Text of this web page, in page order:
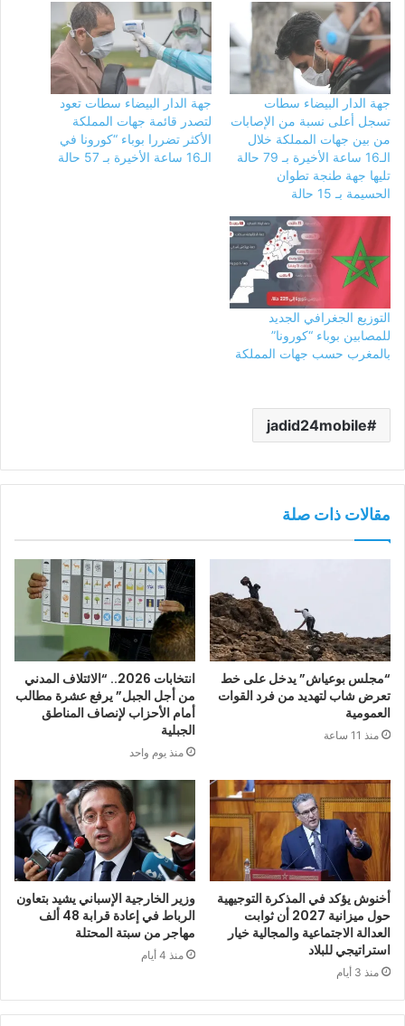
جهة الدار البيضاء سطات
تسجل أعلى نسبة من الإصابات
من بين جهات المملكة خلال
الـ16 ساعة الأخيرة بـ 79 حالة
تليها جهة طنجة تطوان
الحسيمة بـ 15 حالة
جهة الدار البيضاء سطات تعود
لتصدر قائمة جهات المملكة
الأكثر تضررا بوباء “كورونا في
الـ16 ساعة الأخيرة بـ 57 حالة
التوزيع الجغرافي الجديد
للمصابين بوباء “كورونا”
بالمغرب حسب جهات المملكة
jadid24mobile
مقالات ذات صلة
“مجلس بوعياش” يدخل على خط
تعرض شاب لتهديد من فرد القوات
العمومية
منذ 11 ساعة
انتخابات 2026.. “الائتلاف المدني
من أجل الجبل” يرفع عشرة مطالب
أمام الأحزاب لإنصاف المناطق
الجبلية
منذ يوم واحد
أخنوش يؤكد في المذكرة التوجيهية
حول ميزانية 2027 أن ثوابت
العدالة الاجتماعية والمجالية خيار
استراتيجي للبلاد
منذ 3 أيام
وزير الخارجية الإسباني يشيد بتعاون
الرباط في إعادة قرابة 48 ألف
مهاجر من سبتة المحتلة
منذ 4 أيام